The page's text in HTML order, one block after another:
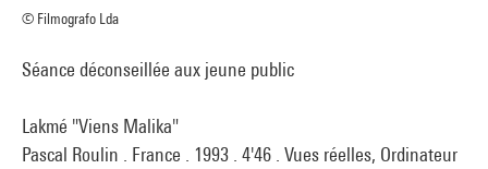
© Filmografo Lda
Séance déconseillée aux jeune public
Lakmé "Viens Malika"
Pascal Roulin . France . 1993 . 4'46 . Vues réelles, Ordinateur